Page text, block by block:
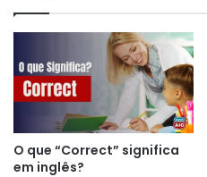
O que “Correct” significa
em inglês?